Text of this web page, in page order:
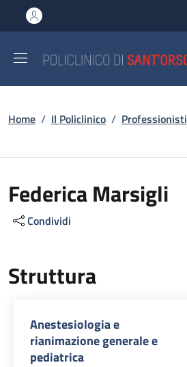
al contenuto principale
to footer content
Briciole di pane
Home / Il Policlinico / Professionisti
Federica Marsigli
Condividi
Struttura
Anestesiologia e
rianimazione generale e
pediatrica